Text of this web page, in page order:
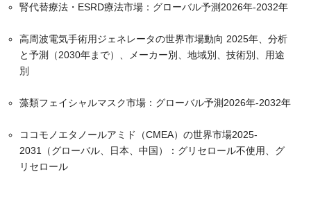
腎代替療法・ESRD療法市場：グローバル予測2026年-2032年
高周波電気手術用ジェネレータの世界市場動向 2025年、分析
と予測（2030年まで）、メーカー別、地域別、技術別、用途
別
藻類フェイシャルマスク市場：グローバル予測2026年-2032年
ココモノエタノールアミド（CMEA）の世界市場2025-
2031（グローバル、日本、中国）：グリセロール不使用、グ
リセロール